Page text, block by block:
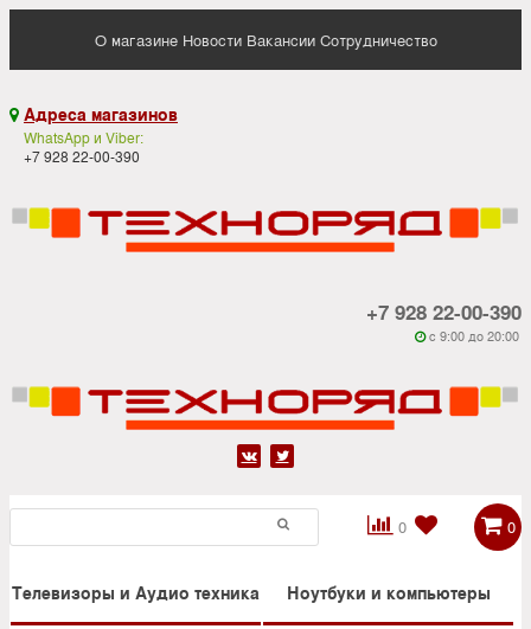
О магазине Новости Вакансии Сотрудничество
 Адреса магазинов
WhatsApp и Viber:
+7 928 22-00-390
+7 928 22-00-390
 c 9:00 до 20:00
 
0

 0
Телевизоры и Аудио техника Ноутбуки и компьютеры